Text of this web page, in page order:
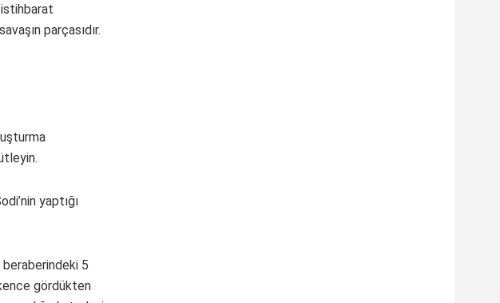
parçasıdır.
yaptığı
5
gördükten